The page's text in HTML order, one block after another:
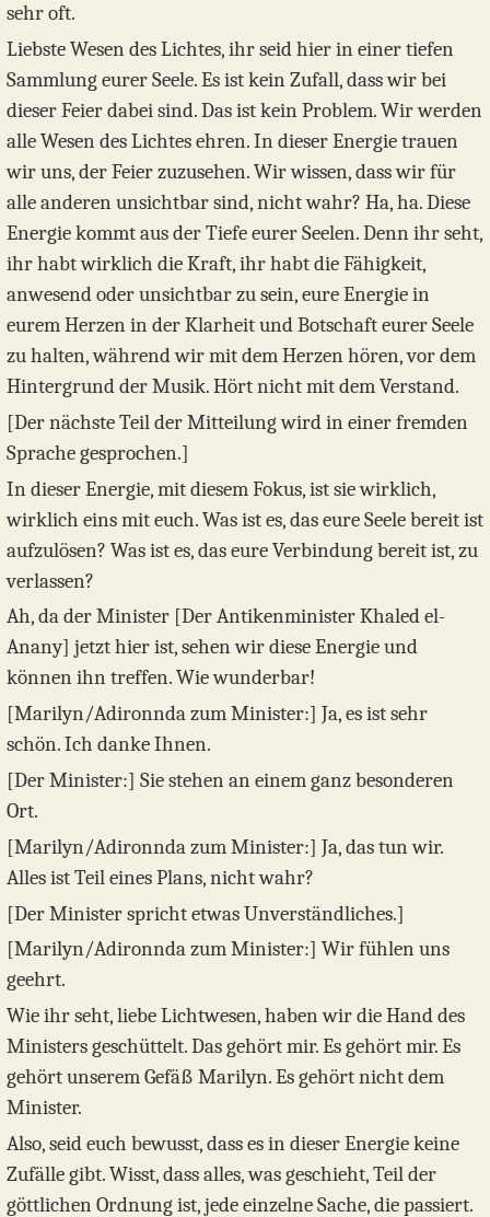
sehr oft.
Liebste Wesen des Lichtes, ihr seid hier in einer tiefen
Sammlung eurer Seele. Es ist kein Zufall, dass wir bei
dieser Feier dabei sind. Das ist kein Problem. Wir werden
alle Wesen des Lichtes ehren. In dieser Energie trauen
wir uns, der Feier zuzusehen. Wir wissen, dass wir für
alle anderen unsichtbar sind, nicht wahr? Ha, ha. Diese
Energie kommt aus der Tiefe eurer Seelen. Denn ihr seht,
ihr habt wirklich die Kraft, ihr habt die Fähigkeit,
anwesend oder unsichtbar zu sein, eure Energie in
eurem Herzen in der Klarheit und Botschaft eurer Seele
zu halten, während wir mit dem Herzen hören, vor dem
Hintergrund der Musik. Hört nicht mit dem Verstand.
[Der nächste Teil der Mitteilung wird in einer fremden
Sprache gesprochen.]
In dieser Energie, mit diesem Fokus, ist sie wirklich,
wirklich eins mit euch. Was ist es, das eure Seele bereit ist
aufzulösen? Was ist es, das eure Verbindung bereit ist, zu
verlassen?
Ah, da der Minister [Der Antikenminister Khaled el-
Anany] jetzt hier ist, sehen wir diese Energie und
können ihn treffen. Wie wunderbar!
[Marilyn/Adironnda zum Minister:] Ja, es ist sehr
schön. Ich danke Ihnen.
[Der Minister:] Sie stehen an einem ganz besonderen
Ort.
[Marilyn/Adironnda zum Minister:] Ja, das tun wir.
Alles ist Teil eines Plans, nicht wahr?
[Der Minister spricht etwas Unverständliches.]
[Marilyn/Adironnda zum Minister:] Wir fühlen uns
geehrt.
Wie ihr seht, liebe Lichtwesen, haben wir die Hand des
Ministers geschüttelt. Das gehört mir. Es gehört mir. Es
gehört unserem Gefäß Marilyn. Es gehört nicht dem
Minister.
Also, seid euch bewusst, dass es in dieser Energie keine
Zufälle gibt. Wisst, dass alles, was geschieht, Teil der
göttlichen Ordnung ist, jede einzelne Sache, die passiert.